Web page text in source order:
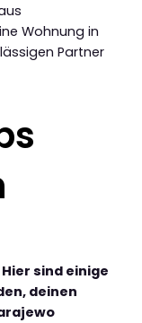
Wohnung in
Partner
sind einige
deinen